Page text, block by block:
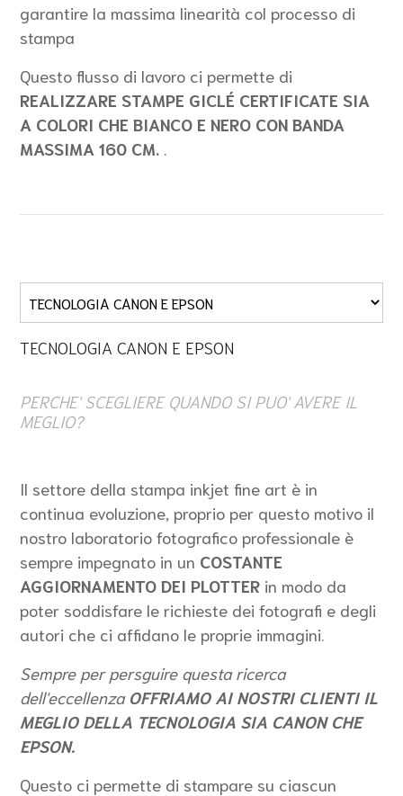
garantire la massima linearità col processo di
stampa
Questo flusso di lavoro ci permette di
REALIZZARE STAMPE GICLÉ CERTIFICATE SIA
A COLORI CHE BIANCO E NERO CON BANDA
MASSIMA 160 CM.
TECNOLOGIA CANON E EPSON
PERCHE' SCEGLIERE QUANDO SI PUO' AVERE IL
MEGLIO?
Il settore della stampa inkjet fine art è in
continua evoluzione, proprio per questo motivo il
nostro laboratorio fotografico professionale è
sempre impegnato in un COSTANTE
AGGIORNAMENTO DEI PLOTTER in modo da
poter soddisfare le richieste dei fotografi e degli
autori che ci affidano le proprie immagini.
Sempre per persguire questa ricerca
dell'eccellenza OFFRIAMO AI NOSTRI CLIENTI IL
MEGLIO DELLA TECNOLOGIA SIA CANON CHE
EPSON.
Questo ci permette di stampare su ciascun